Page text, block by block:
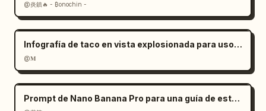
@炎鎮🔥 - ₿onochin -
Infografía de taco en vista explosionada para uso comercial
@𝐌
Prompt de Nano Banana Pro para una guía de estrategia de juego